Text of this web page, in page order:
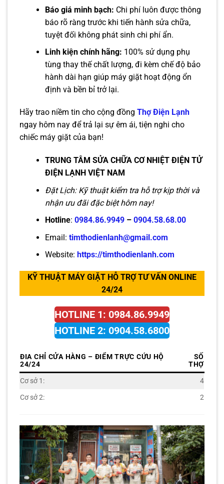
Báo giá minh bạch: Chi phí luôn được thông
báo rõ ràng trước khi tiến hành sửa chữa,
tuyệt đối không phát sinh chi phí ẩn.
Linh kiện chính hãng: 100% sử dụng phụ
tùng thay thế chất lượng, đi kèm chế độ bảo
hành dài hạn giúp máy giặt hoạt động ổn
định và bền bỉ trở lại.
Hãy trao niềm tin cho cộng đồng Thợ Điện Lạnh
ngay hôm nay để trả lại sự êm ái, tiện nghi cho
chiếc máy giặt của bạn!
TRUNG TÂM SỬA CHỮA CƠ NHIỆT ĐIỆN TỬ
ĐIỆN LẠNH VIỆT NAM
Đặt Lịch: Kỹ thuật kiểm tra hỗ trợ kịp thời và
nhận ưu đãi đặc biệt hôm nay!
Hotline: 0984.86.9949– 0904.58.68.00
Email: timthodienlanh@gmail.com
Website: https://timthodienlanh.com
KỸ THUẬT MÁY GIẶT HỖ TRỢ TƯ VẤN ONLINE
24/24
HOTLINE 1: 0984.86.9949
HOTLINE 2: 0904.58.6800
ĐIA CHỈ CỬA HÀNG – ĐIỂM TRỰC CỨU HỘ
24/24
SỐ
THỢ
Cơ sở 1:
4
Cơ sở 2:
2